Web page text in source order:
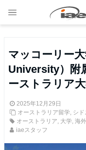
マッコーリー
University）附
ーストラリア
2025年12月29日
オーストラリア留学, シ
オーストラリア, 大学, 海
iaeスタッフ